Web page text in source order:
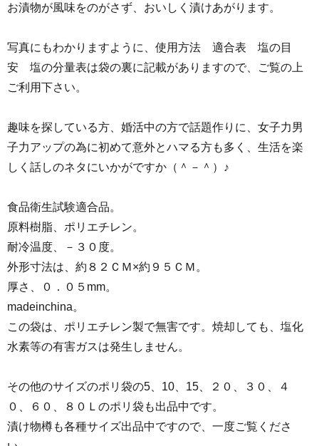
お漬物が風味をのがさず、おいしく漬けあがります。
写真にもわかりますように、使用方法 適合表 塩の目
安 塩の分量表は袋の裏に記載がありますので、ご覧の上
ご利用下さい。
趣味を探している方、婚活中の方で話題作りに、女子力男
子力アップの為に初めて意外とハマる方も多く、生活を楽
しく話しのネタにいかがですか（＾－＾）♪
食品衛生試験適合品。
原料樹脂、ポリエチレン。
耐冷温度、－３０度。
外形寸法は、約８２ＣＭ×約９５ＣＭ。
厚さ、０．０５mm。
madeinchina。
この袋は、ポリエチレン製で無害です。焼却しても、塩化
水素等の有害ガスは発生しません。
その他のサイズのポリ袋の5、10、15、２０、３０、４
０、６０、８０Ｌのポリ袋も出品中です。
漬け物樽も各種サイズ出品中ですので、一度ご覧くださ